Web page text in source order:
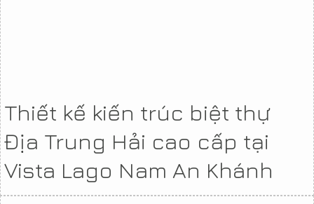
Thiết kế kiến trúc biệt thự
Địa Trung Hải cao cấp tại
Vista Lago Nam An Khánh